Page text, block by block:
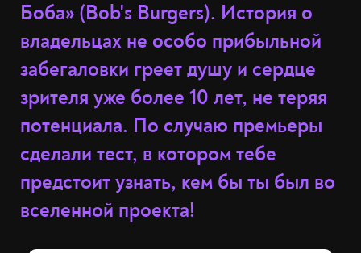
Боба» (Bob's Burgers). История о
владельцах не особо прибыльной
забегаловки греет душу и сердце
зрителя уже более 10 лет, не теряя
потенциала. По случаю премьеры
сделали тест, в котором тебе
предстоит узнать, кем бы ты был во
вселенной проекта!